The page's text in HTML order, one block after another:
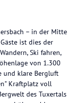
– in der Mitte
ist dies der
Ski fahren,
von 1.300
und klare Bergluft
Kraftplatz voll
des Tuxertals